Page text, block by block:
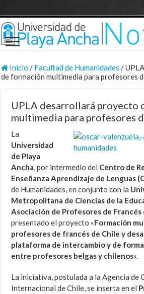
Inicio / Facultad de Humanidades /
de formación multimedia para profesores
UPLA desarrollará proyecto
multimedia para profesores
La
Universidad
de Playa
Ancha, por intermedio del Centro de
Enseñanza Aprendizaje de Lenguas
de Humanidades, en conjunto con la
Metropolitana de Ciencias de la
Asociación de Profesores de Francés
presentado el proyecto «Formación
profesores de francés de Chile y
plataforma de intercambio y de
entre profesores belgas y chilenos«.
La iniciativa, postulada a la Agencia de
Internacional de Chile, se inserta en el